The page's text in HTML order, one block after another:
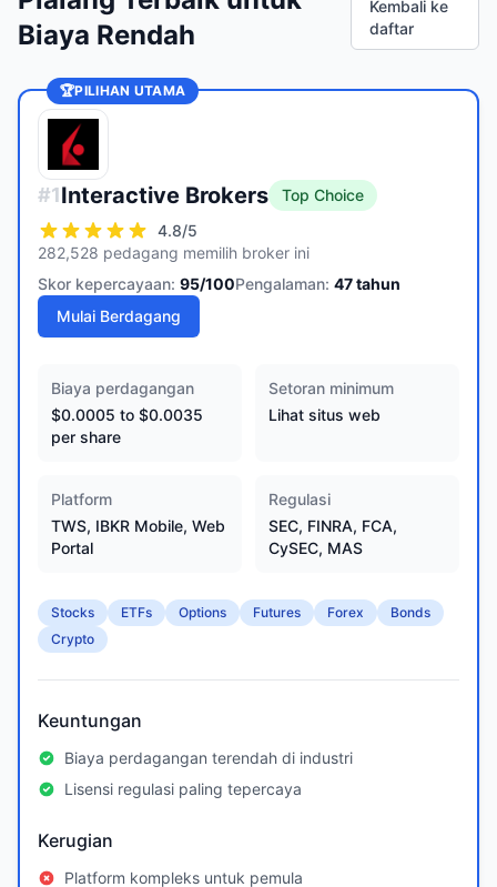
Biaya Rendah
Kembali ke
daftar
🏆PILIHAN UTAMA
#1Interactive Brokers
Top Choice
4.8/5
282,528 pedagang memilih broker ini
Skor kepercayaan: 95/100Pengalaman: 47tahun
Mulai Berdagang
Biaya perdagangan
$0.0005 to $0.0035
per share
Setoran minimum
Lihat situs web
Platform
TWS, IBKR Mobile, Web
Portal
Regulasi
SEC, FINRA, FCA,
CySEC, MAS
Stocks ETFs Options Futures Forex
Bonds
Crypto
Keuntungan
Biaya perdagangan terendah di industri
Lisensi regulasi paling tepercaya
Kerugian
Platform kompleks untuk pemula